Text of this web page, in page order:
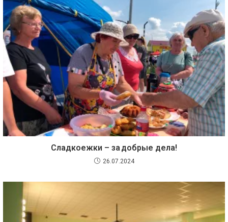
Сладкоежки – за добрые дела!
26.07.2024